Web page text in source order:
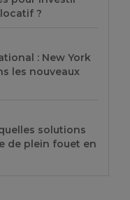
?
: New York
les nouveaux
solutions
de plein fouet en